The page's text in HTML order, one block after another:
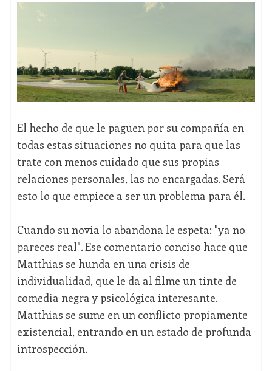
El hecho de que le paguen por su compañía en
todas estas situaciones no quita para que las
trate con menos cuidado que sus propias
relaciones personales, las no encargadas. Será
esto lo que empiece a ser un problema para él.
Cuando su novia lo abandona le espeta: "ya no
pareces real". Ese comentario conciso hace que
Matthias se hunda en una crisis de
individualidad, que le da al filme un tinte de
comedia negra y psicológica interesante.
Matthias se sume en un conflicto propiamente
existencial, entrando en un estado de profunda
introspección.